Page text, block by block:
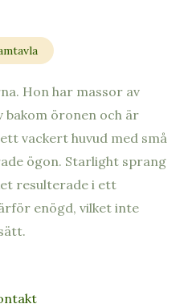
Hon har massor av
bakom öronen och är
vackert huvud med små
ögon. Starlight sprang
resulterade i ett
enögd, vilket inte